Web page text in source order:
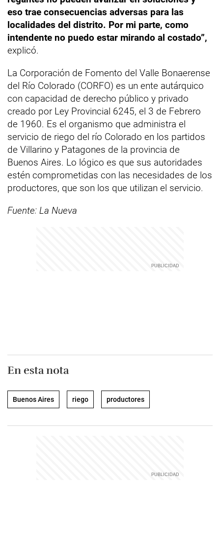
eso trae consecuencias adversas para las
localidades del distrito. Por mi parte, como
intendente no puedo estar mirando al costado”,
explicó.
La Corporación de Fomento del Valle Bonaerense
del Río Colorado (CORFO) es un ente autárquico
con capacidad de derecho público y privado
creado por Ley Provincial 6245, el 3 de Febrero
de 1960. Es el organismo que administra el
servicio de riego del río Colorado en los partidos
de Villarino y Patagones de la provincia de
Buenos Aires. Lo lógico es que sus autoridades
estén comprometidas con las necesidades de los
productores, que son los que utilizan el servicio.
Fuente: La Nueva
En esta nota
Buenos Aires riego productores